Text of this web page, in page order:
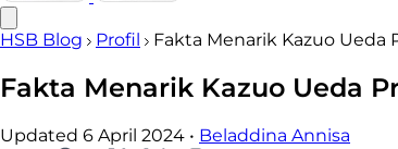
HSB Blog Profil Fakta Menarik Kazuo Ueda
Fakta Menarik Kazuo Ueda
Updated 6 April 2024 • Beladdina Annisa